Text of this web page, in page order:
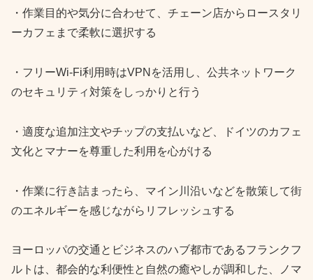
・作業目的や気分に合わせて、チェーン店からロースタリ
ーカフェまで柔軟に選択する
・フリーWi-Fi利用時はVPNを活用し、公共ネットワーク
のセキュリティ対策をしっかりと行う
・適度な追加注文やチップの支払いなど、ドイツのカフェ
文化とマナーを尊重した利用を心がける
・作業に行き詰まったら、マイン川沿いなどを散策して街
のエネルギーを感じながらリフレッシュする
ヨーロッパの交通とビジネスのハブ都市であるフランクフ
ルトは、都会的な利便性と自然の癒やしが調和した、ノマ